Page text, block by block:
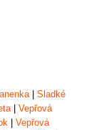
| Sladké
| Vepřová
| Vepřová